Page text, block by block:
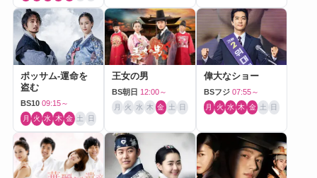
ポッサム-運命を
盗む
BS10 09:15～
月 火 水 木 金 土 日
王女の男
BS朝日 12:00～
月 火 水 木 金 土 日
偉大なショー
BSフジ 07:55～
月 火 水 木 金 土 日